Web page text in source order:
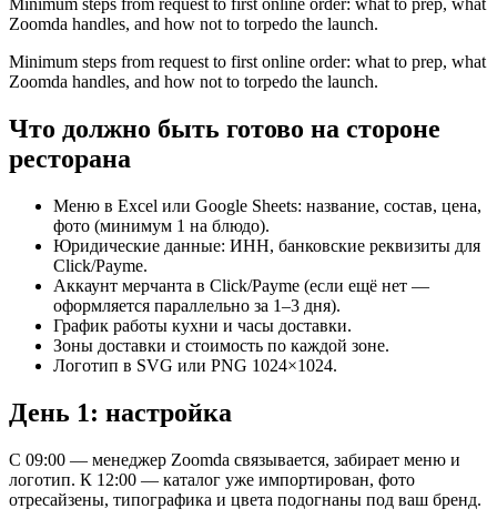
Minimum steps from request to first online order: what to prep, what
Zoomda handles, and how not to torpedo the launch.
Minimum steps from request to first online order: what to prep, what
Zoomda handles, and how not to torpedo the launch.
Что должно быть готово на стороне
ресторана
Меню в Excel или Google Sheets: название, состав, цена,
фото (минимум 1 на блюдо).
Юридические данные: ИНН, банковские реквизиты для
Click/Payme.
Аккаунт мерчанта в Click/Payme (если ещё нет —
оформляется параллельно за 1–3 дня).
График работы кухни и часы доставки.
Зоны доставки и стоимость по каждой зоне.
Логотип в SVG или PNG 1024×1024.
День 1: настройка
С 09:00 — менеджер Zoomda связывается, забирает меню и
логотип. К 12:00 — каталог уже импортирован, фото
отресайзены, типографика и цвета подогнаны под ваш бренд.